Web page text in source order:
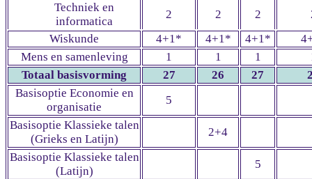
Techniek en
informatica
2 2 2
Wiskunde
4+1* 4+1* 4+1*
Mens en samenleving
1 1 1
Totaal basisvorming
27 26 27
Basisoptie Economie en
organisatie
5
Basisoptie Klassieke talen
(Grieks en Latijn)
2+4
Basisoptie Klassieke talen
(Latijn)
5